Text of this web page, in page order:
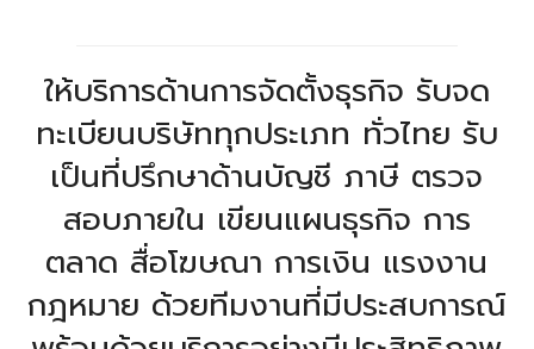
ให้บริการด้านการจัดตั้งธุรกิจ รับจด
ทะเบียนบริษัททุกประเภท ทั่วไทย รับ
เป็นที่ปรึกษาด้านบัญชี ภาษี ตรวจ
สอบภายใน เขียนแผนธุรกิจ การ
ตลาด สื่อโฆษณา การเงิน แรงงาน
กฎหมาย ด้วยทีมงานที่มีประสบการณ์